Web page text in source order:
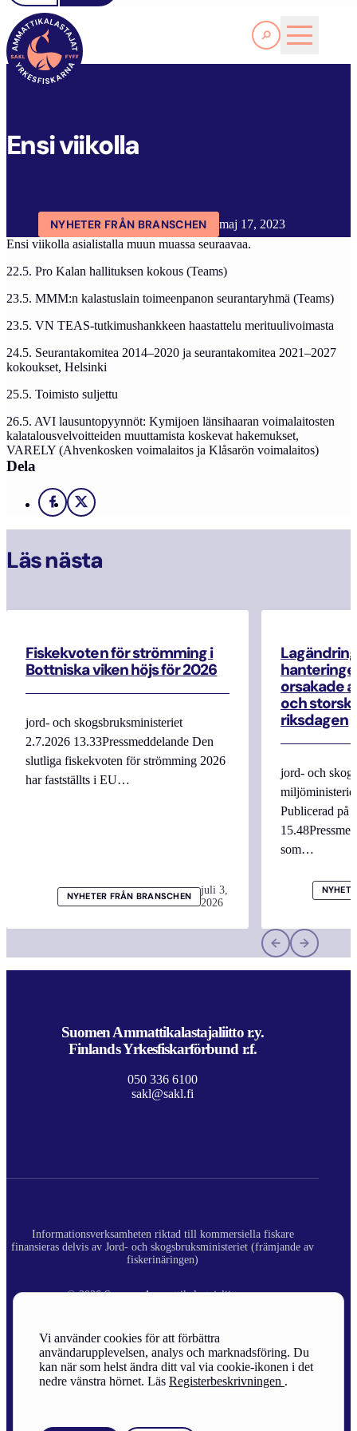
Vi använder cookies för att förbättra
användarupplevelsen, analys och marknadsföring. Du
kan när som helst ändra ditt val via cookie-ikonen i det
nedre vänstra hörnet. Läs Registerbeskrivningen .
Läs Mer
FYFF
Ensi viikolla
NYHETER FRÅN BRANSCHEN
maj 17, 2023
Ensi viikolla asialistalla muun muassa seuraavaa.
22.5. Pro Kalan hallituksen kokous (Teams)
23.5. MMM:n kalastuslain toimeenpanon seurantaryhmä (Teams)
23.5. VN TEAS-tutkimushankkeen haastattelu merituulivoimasta
24.5. Seurantakomitea 2014–2020 ja seurantakomitea 2021–2027
kokoukset, Helsinki
25.5. Toimisto suljettu
26.5. AVI lausuntopyynnöt: Kymijoen länsihaaran voimalaitosten
kalatalousvelvoitteiden muuttamista koskevat hakemukset,
VARELY (Ahvenkosken voimalaitos ja Klåsarön voimalaitos)
Dela
Facebook
X
Läs nästa
Fiskekvoten för strömming i
Bottniska viken höjs för 2026
jord- och skogsbruksministeriet
2.7.2026 13.33Pressmeddelande Den
slutliga fiskekvoten för strömming 2026
har fastställts i EU…
NYHETER FRÅN BRANSCHEN
juli 3,
2026
orsakade
och
riksdagen
jord- och
Publicerad på
som…
Suomen Ammattikalastajaliitto r.y.
Finlands Yrkesfiskarförbund r.f.
050 336 6100
sakl@sakl.fi
Informationsverksamheten riktad till kommersiella fiskare
finansieras delvis av Jord- och skogsbruksministeriet (främjande av
fiskerinäringen)
© 2026 Suomen Ammattikalastajaliitto ry.
Site Credits